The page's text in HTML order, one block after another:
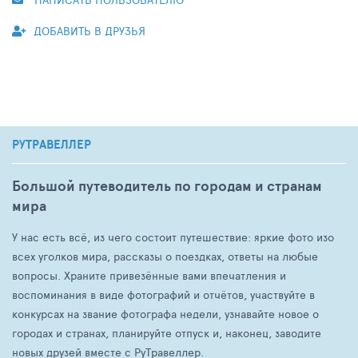
ДОБАВИТЬ В ДРУЗЬЯ
РУТРАВЕЛЛЕР
Большой путеводитель по городам и странам
мира
У нас есть всё, из чего состоит путешествие: яркие фото изо
всех уголков мира, рассказы о поездках, ответы на любые
вопросы. Храните привезённые вами впечатления и
воспоминания в виде фотографий и отчётов, участвуйте в
конкурсах на звание фотографа недели, узнавайте новое о
городах и странах, планируйте отпуск и, наконец, заводите
новых друзей вместе с РуТравеллер.